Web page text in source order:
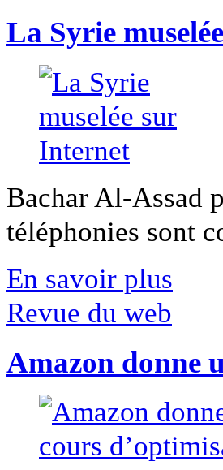
La Syrie
Bachar Al-Assad
téléphonies sont
En savoir plus
Revue du web
Amazon donne